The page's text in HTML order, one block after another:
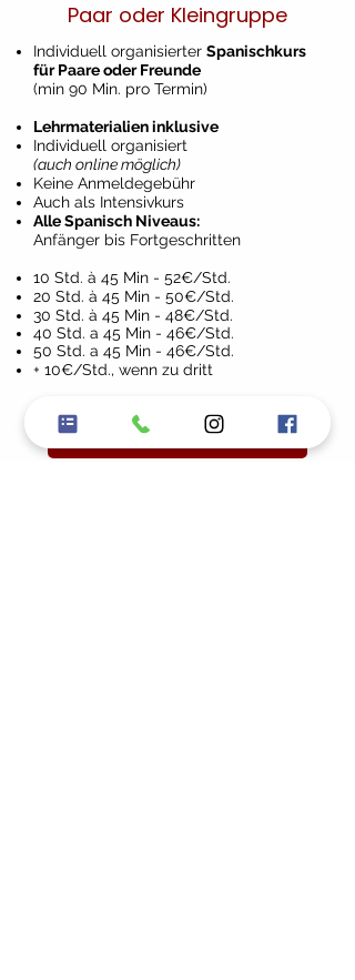
Paar oder Kleingruppe
Individuell organisierter Spanischkurs
für Paare oder Freunde
(min 90 Min. pro Termin)
Lehrmaterialien inklusive
Individuell organisiert
(auch online möglich)
Keine Anmeldegebühr
Auch als Intensivkurs
Alle Spanisch Niveaus:​
Anfänger bis Fortgeschritten
10 Std. à 45 Min - 52€/Std.
20 Std. à 45 Min - 50€/Std.
30 Std. à 45 Min - 48€/Std.
40 Std. a 45 Min - 46€/Std.
50 Std. a 45 Min - 46€/Std.
+ 10€/Std., wenn zu dritt
Anmelden